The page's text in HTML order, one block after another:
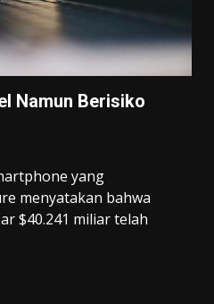
Namun Berisiko
yang
menyatakan bahwa
$40.241 miliar telah